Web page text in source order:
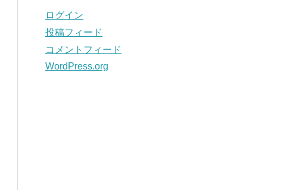
ログイン
投稿フィード
コメントフィード
WordPress.org